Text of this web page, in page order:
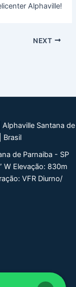
Alphaville!
NEXT
Santana de
Brasil
de Parnaiba - SP
W Elevação: 830m
VFR Diurno/